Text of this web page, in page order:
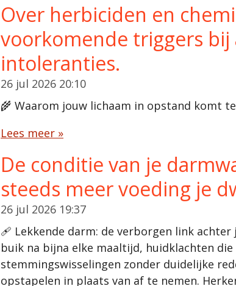
Over herbiciden en
voorkomende triggers bij
intoleranties.
26 jul 2026 20:10
🌾 Waarom jouw lichaam in opstand komt
Lees meer »
De conditie van je
steeds meer voeding je
26 jul 2026 19:37
🩹 Lekkende darm: de verborgen link
buik na bijna elke maaltijd, huidklachten
stemmingswisselingen zonder duidelijke
opstapelen in plaats van af te nemen.